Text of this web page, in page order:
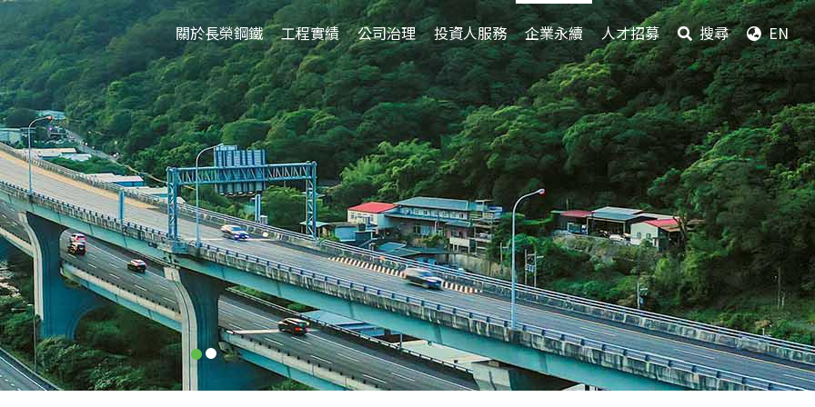
關於長榮鋼鐵 工程實績 公司治理 投資人服務 企業永續 人才招募 搜尋 EN